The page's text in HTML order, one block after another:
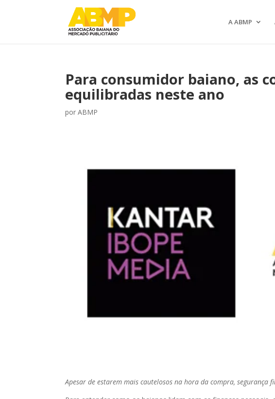
A ABMP
Para consumidor baiano, as
equilibradas neste ano
porABMP
Apesar de estarem mais cautelosos na hora da compra, segurança